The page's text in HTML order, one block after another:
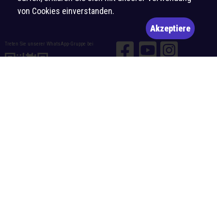
Treten Sie unserer WhatsApp-Gruppe bei
von Cookies einverstanden.
Akzeptiere